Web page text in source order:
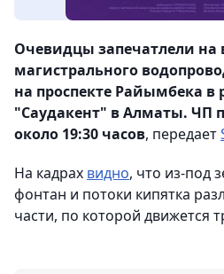
Очевидцы запечатлели на
магистрального
на проспекте Райымбека в
"Саудакент" в Алматы. ЧП
около 19:30 часов, передает
На кадрах видно, что из-под
фонтан и потоки кипятка
части, по которой движется